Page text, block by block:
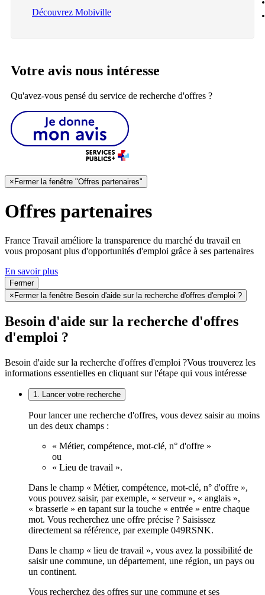
Découvrez Mobiville
Votre avis nous intéresse
Qu'avez-vous pensé du service de recherche d'offres ?
× Fermer la fenêtre "Offres partenaires"
Offres partenaires
France Travail améliore la transparence du marché du travail en
vous proposant plus d'opportunités d'emploi grâce à ses partenaires
En savoir plus
Fermer
×Fermer la fenêtre Besoin d'aide sur la recherche d'offres d'emploi ?
Besoin d'aide sur la recherche d'offres
d'emploi ?
Besoin d'aide sur la recherche d'offres d'emploi ?Vous trouverez les
informations essentielles en cliquant sur l'étape qui vous intéresse
1. Lancer votre recherche
Pour lancer une recherche d'offres, vous devez saisir au moins
un des deux champs :
« Métier, compétence, mot-clé, n° d'offre »
ou
« Lieu de travail ».
Dans le champ « Métier, compétence, mot-clé, n° d'offre »,
vous pouvez saisir, par exemple, « serveur », « anglais »,
« brasserie » en tapant sur la touche « entrée » entre chaque
mot. Vous recherchez une offre précise ? Saisissez
directement sa référence, par exemple 049RSNK.
Dans le champ « lieu de travail », vous avez la possibilité de
saisir une commune, un département, une région, un pays ou
un continent.
Vous recherchez des offres sur une commune et ses